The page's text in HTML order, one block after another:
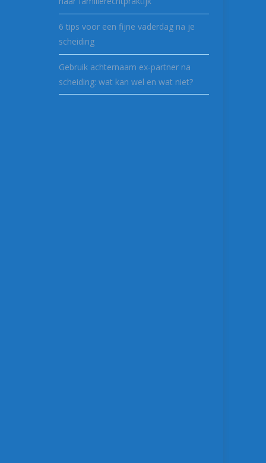
6 tips voor een fijne vaderdag na je
scheiding
Gebruik achternaam ex-partner na
scheiding: wat kan wel en wat niet?